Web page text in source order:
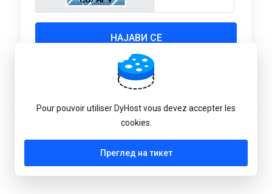
Vous n'avez pas encore de compte ?
Pour pouvoir utiliser DyHost vous devez accepter les
cookies.
Преглед на тикет